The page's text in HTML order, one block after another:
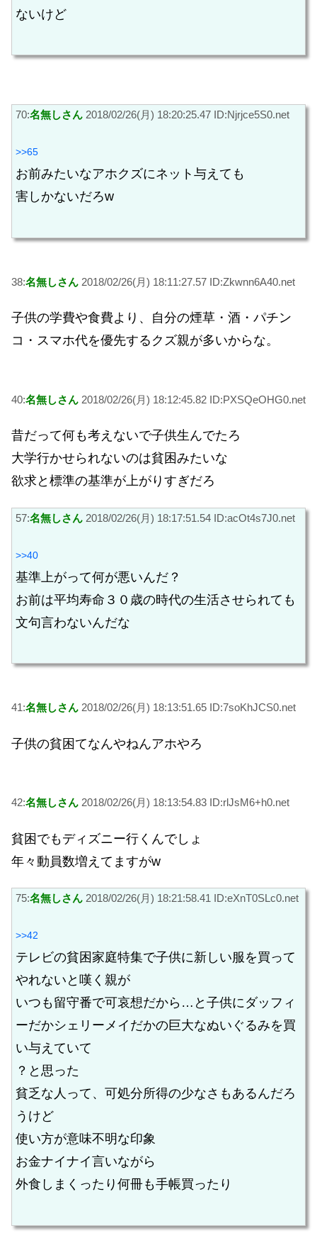
ないけど
70:名無しさん 2018/02/26(月) 18:20:25.47 ID:Njrjce5S0.net
>>65
お前みたいなアホクズにネット与えても
害しかないだろw
38:名無しさん 2018/02/26(月) 18:11:27.57 ID:Zkwnn6A40.net
子供の学費や食費より、自分の煙草・酒・パチン
コ・スマホ代を優先するクズ親が多いからな。
40:名無しさん 2018/02/26(月) 18:12:45.82 ID:PXSQeOHG0.net
昔だって何も考えないで子供生んでたろ
大学行かせられないのは貧困みたいな
欲求と標準の基準が上がりすぎだろ
57:名無しさん 2018/02/26(月) 18:17:51.54 ID:acOt4s7J0.net
>>40
基準上がって何が悪いんだ？
お前は平均寿命３０歳の時代の生活させられても
文句言わないんだな
41:名無しさん 2018/02/26(月) 18:13:51.65 ID:7soKhJCS0.net
子供の貧困てなんやねんアホやろ
42:名無しさん 2018/02/26(月) 18:13:54.83 ID:rlJsM6+h0.net
貧困でもディズニー行くんでしょ
年々動員数増えてますがw
75:名無しさん 2018/02/26(月) 18:21:58.41 ID:eXnT0SLc0.net
>>42
テレビの貧困家庭特集で子供に新しい服を買って
やれないと嘆く親が
いつも留守番で可哀想だから…と子供にダッフィ
ーだかシェリーメイだかの巨大なぬいぐるみを買
い与えていて
？と思った
貧乏な人って、可処分所得の少なさもあるんだろ
うけど
使い方が意味不明な印象
お金ナイナイ言いながら
外食しまくったり何冊も手帳買ったり